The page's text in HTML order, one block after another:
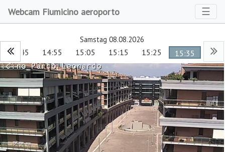
Webcam Fiumicino aeroporto ☰
Samstag 08.08.2026
14:45 14:55 15:05 15:15 15:25 15:35